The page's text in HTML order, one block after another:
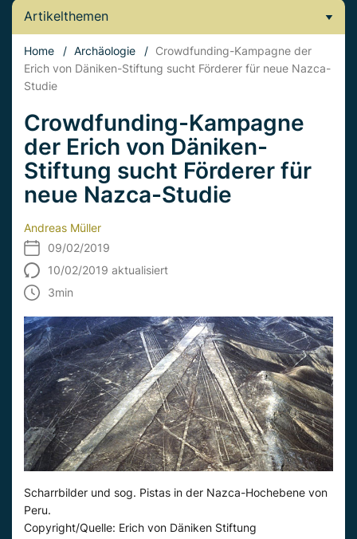
Artikelthemen
Home / Archäologie / Crowdfunding-Kampagne der
Erich von Däniken-Stiftung sucht Förderer für neue Nazca-
Studie
Crowdfunding-Kampagne
der Erich von Däniken-
Stiftung sucht Förderer für
neue Nazca-Studie
Andreas Müller
09/02/2019
10/02/2019 aktualisiert
3min
Scharrbilder und sog. Pistas in der Nazca-Hochebene von
Peru.
Copyright/Quelle: Erich von Däniken Stiftung